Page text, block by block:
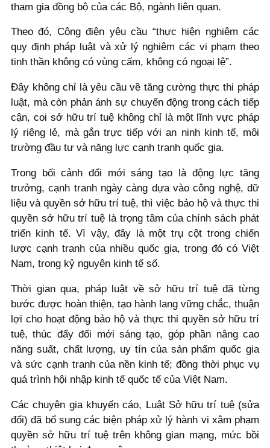
tham gia đồng bộ của các Bộ, ngành liên quan.
Theo đó, Công điện yêu cầu “thực hiện nghiêm các
quy định pháp luật và xử lý nghiêm các vi phạm theo
tinh thần không có vùng cấm, không có ngoại lệ”.
Đây không chỉ là yêu cầu về tăng cường thực thi pháp
luật, mà còn phản ánh sự chuyển động trong cách tiếp
cận, coi sở hữu trí tuệ không chỉ là một lĩnh vực pháp
lý riêng lẻ, mà gắn trực tiếp với an ninh kinh tế, môi
trường đầu tư và năng lực cạnh tranh quốc gia.
Trong bối cảnh đổi mới sáng tạo là động lực tăng
trưởng, cạnh tranh ngày càng dựa vào công nghệ, dữ
liệu và quyền sở hữu trí tuệ, thì việc bảo hộ và thực thi
quyền sở hữu trí tuệ là trọng tâm của chính sách phát
triển kinh tế. Vì vậy, đây là một trụ cột trong chiến
lược cạnh tranh của nhiều quốc gia, trong đó có Việt
Nam, trong kỷ nguyên kinh tế số.
Thời gian qua, pháp luật về sở hữu trí tuệ đã từng
bước được hoàn thiện, tạo hành lang vững chắc, thuận
lợi cho hoạt động bảo hộ và thực thi quyền sở hữu trí
tuệ, thúc đẩy đổi mới sáng tạo, góp phần nâng cao
năng suất, chất lượng, uy tín của sản phẩm quốc gia
và sức cạnh tranh của nền kinh tế; đồng thời phục vụ
quá trình hội nhập kinh tế quốc tế của Việt Nam.
Các chuyên gia khuyến cáo, Luật Sở hữu trí tuệ (sửa
đổi) đã bổ sung các biện pháp xử lý hành vi xâm phạm
quyền sở hữu trí tuệ trên không gian mạng, mức bồi